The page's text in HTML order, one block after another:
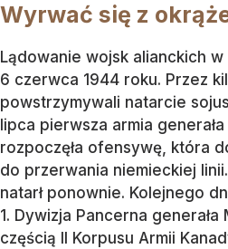
Wyrwać się z
Lądowanie wojsk alianckich w
6 czerwca 1944 roku. Przez
powstrzymywali natarcie
lipca pierwsza armia
rozpoczęła ofensywę, która
do przerwania niemieckiej
natarł ponownie. Kolejnego
1. Dywizja Pancerna generała
częścią II Korpusu Armii